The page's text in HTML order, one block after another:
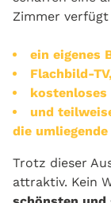
Zimmer
ein eigenes
Flachbild-TV,
kostenloses
und
die
Trotz dieser
attraktiv. Kein